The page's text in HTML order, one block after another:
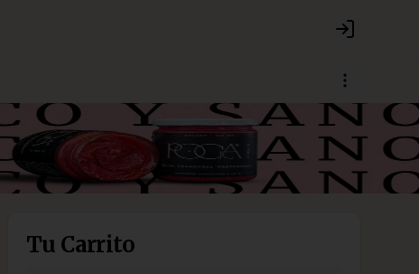
Login
Tu Carrito